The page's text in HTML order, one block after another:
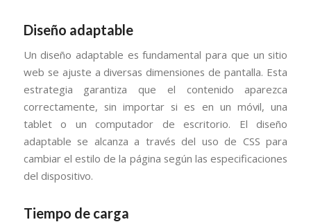
Diseño adaptable
Un diseño adaptable es fundamental para que un sitio
web se ajuste a diversas dimensiones de pantalla. Esta
estrategia garantiza que el contenido aparezca
correctamente, sin importar si es en un móvil, una
tablet o un computador de escritorio. El diseño
adaptable se alcanza a través del uso de CSS para
cambiar el estilo de la página según las especificaciones
del dispositivo.
Tiempo de carga